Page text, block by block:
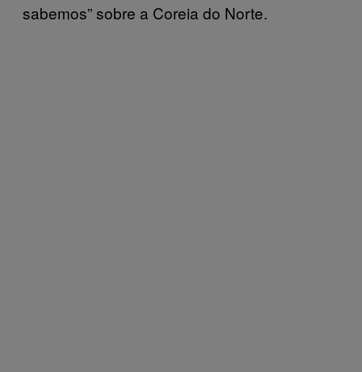
sabemos” sobre a Coreia do Norte.